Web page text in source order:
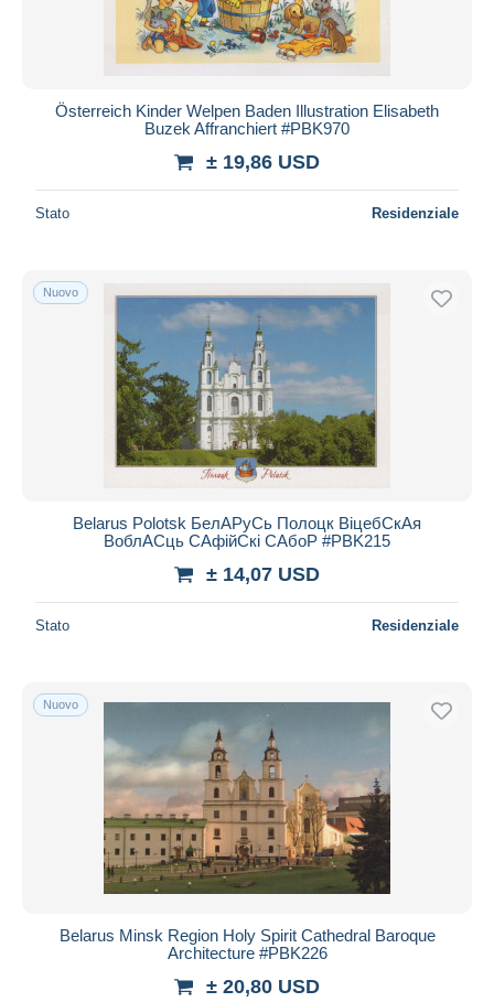
Österreich Kinder Welpen Baden Illustration Elisabeth
Buzek Affranchiert #PBK970
± 19,86 USD
Stato Residenziale
Nuovo
Belarus Polotsk БелAPуCь Полоцк BіцебCкAя
BоблACць CAфійCкі CAбоP #PBK215
± 14,07 USD
Stato Residenziale
Nuovo
Belarus Minsk Region Holy Spirit Cathedral Baroque
Architecture #PBK226
± 20,80 USD